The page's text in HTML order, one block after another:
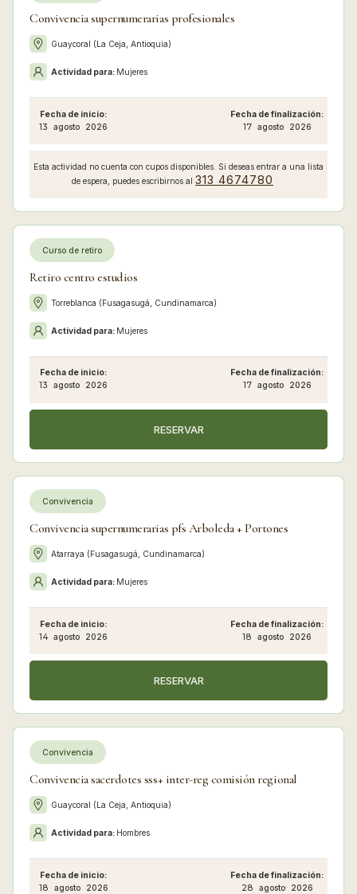
Convivencia supernumerarias profesionales
Guaycoral (La Ceja, Antioquia)
Actividad para: Mujeres
Fecha de inicio:
13 agosto 2026
Fecha de finalización:
17 agosto 2026
Esta actividad no cuenta con cupos disponibles. Si deseas entrar a una lista
de espera, puedes escribirnos al 313 4674780
Curso de retiro
Retiro centro estudios
Torreblanca (Fusagasugá, Cundinamarca)
Actividad para: Mujeres
Fecha de inicio:
13 agosto 2026
Fecha de finalización:
17 agosto 2026
RESERVAR
Convivencia
Convivencia supernumerarias pfs Arboleda + Portones
Atarraya (Fusagasugá, Cundinamarca)
Actividad para: Mujeres
Fecha de inicio:
14 agosto 2026
Fecha de finalización:
18 agosto 2026
RESERVAR
Convivencia
Convivencia sacerdotes sss+ inter-reg comisión regional
Guaycoral (La Ceja, Antioquia)
Actividad para: Hombres
Fecha de inicio:
18 agosto 2026
Fecha de finalización:
28 agosto 2026